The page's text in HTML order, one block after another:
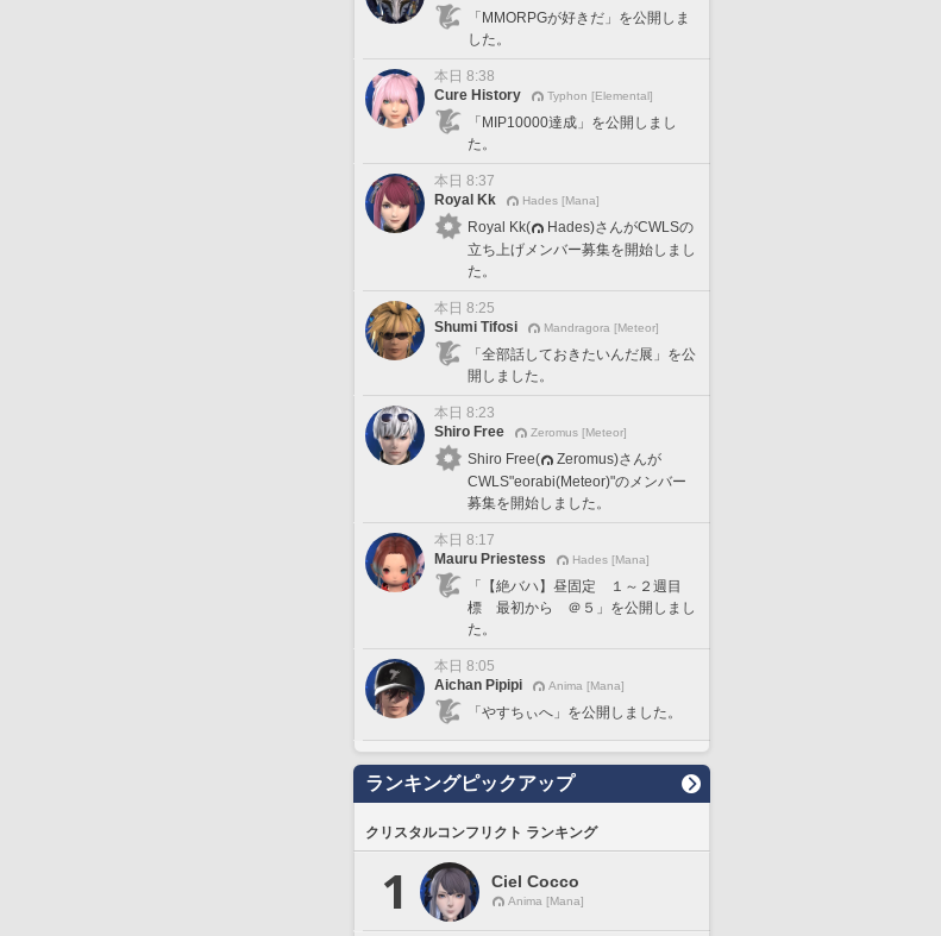
「MMORPGが好きだ」を公開しま
した。
本日 8:38
Cure History
Typhon [Elemental]
「MIP10000達成」を公開しまし
た。
本日 8:37
Royal Kk
Hades [Mana]
Royal Kk(
Hades)さんがCWLSの
立ち上げメンバー募集を開始しまし
た。
本日 8:25
Shumi Tifosi
Mandragora [Meteor]
「全部話しておきたいんだ展」を公
開しました。
本日 8:23
Shiro Free
Zeromus [Meteor]
Shiro Free(
Zeromus)さんが
CWLS"eorabi(Meteor)"のメンバー
募集を開始しました。
本日 8:17
Mauru Priestess
Hades [Mana]
「【絶バハ】昼固定 １～２週目
標 最初から ＠５」を公開しまし
た。
本日 8:05
Aichan Pipipi
Anima [Mana]
「やすちぃへ」を公開しました。
ランキングピックアップ
クリスタルコンフリクト ランキング
1 Ciel Cocco
Anima [Mana]